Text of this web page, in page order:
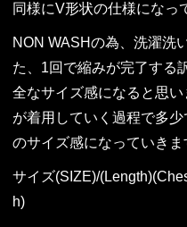
同様にV形状の仕様になっ
NON WASHの為、洗濯洗
た、1回で縮みが完了する
全なサイズ感になると思
が着用していく過程で多
のサイズ感になっていきま
サイズ(SIZE)/
h)